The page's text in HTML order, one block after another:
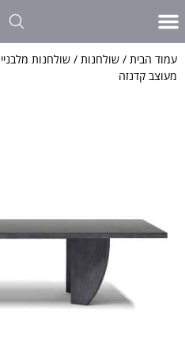
עמוד הבית / שולחנות / שולחנות
מעוצב קדנזה